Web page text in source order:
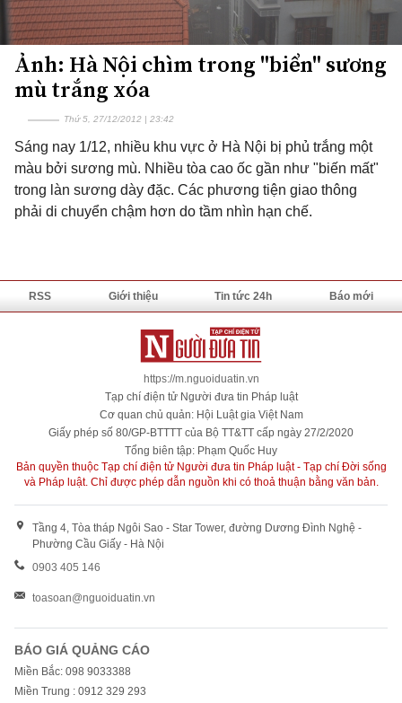
Ảnh: Hà Nội chìm trong "biển" sương
mù trắng xóa
Thứ 5, 27/12/2012 | 23:42
Sáng nay 1/12, nhiều khu vực ở Hà Nội bị phủ trắng một
màu bởi sương mù. Nhiều tòa cao ốc gần như "biến mất"
trong làn sương dày đặc. Các phương tiện giao thông
phải di chuyển chậm hơn do tầm nhìn hạn chế.
RSS Giới thiệu Tin tức 24h Báo mới
https://m.nguoiduatin.vn
Tạp chí điện tử Người đưa tin Pháp luật
Cơ quan chủ quản: Hội Luật gia Việt Nam
Giấy phép số 80/GP-BTTTT của Bộ TT&TT cấp ngày 27/2/2020
Tổng biên tập: Phạm Quốc Huy
Bản quyền thuộc Tạp chí điện tử Người đưa tin Pháp luật - Tạp chí Đời sống
và Pháp luật. Chỉ được phép dẫn nguồn khi có thoả thuận bằng văn bản.
Tầng 4, Tòa tháp Ngôi Sao - Star Tower, đường Dương Đình Nghệ -
Phường Cầu Giấy - Hà Nội
0903 405 146
toasoan@nguoiduatin.vn
BÁO GIÁ QUẢNG CÁO
Miền Bắc: 098 9033388
Miền Trung : 0912 329 293